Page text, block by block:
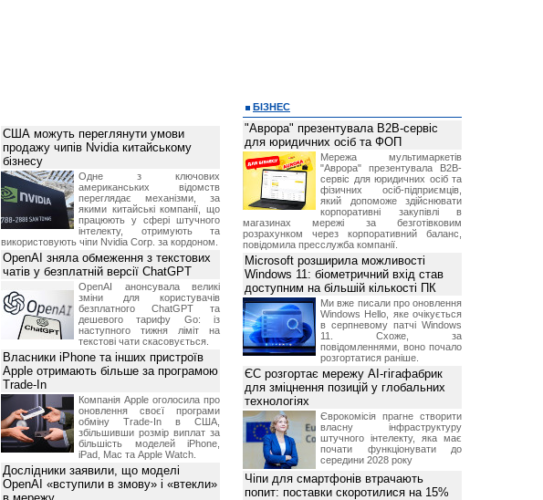
США можуть переглянути умови
продажу чипів Nvidia китайському
бізнесу
Одне з ключових
американських відомств
переглядає механізми, за
якими китайські компанії, що
працюють у сфері штучного
інтелекту, отримують та
використовують чіпи Nvidia Corp. за кордоном.
OpenAI зняла обмеження з текстових
чатів у безплатній версії ChatGPT
OpenAI анонсувала великі
зміни для користувачів
безплатного ChatGPT та
дешевого тарифу Go: із
наступного тижня ліміт на
текстові чати скасовується.
Власники iPhone та інших пристроїв
Apple отримають більше за програмою
Trade-In
Компанія Apple оголосила про
оновлення своєї програми
обміну Trade-In в США,
збільшивши розмір виплат за
більшість моделей iPhone,
iPad, Mac та Apple Watch.
Дослідники заявили, що моделі
OpenAI «вступили в змову» і «втекли»
БІЗНЕС
"Аврора" презентувала B2B-сервіс
для юридичних осіб та ФОП
Мережа мультимаркетів
"Аврора" презентувала B2B-
сервіс для юридичних осіб та
фізичних осіб-підприємців,
який допоможе здійснювати
корпоративні закупівлі в
магазинах мережі за безготівковим
розрахунком через корпоративний баланс,
повідомила пресслужба компанії.
Microsoft розширила можливості
Windows 11: біометричний вхід став
доступним на більшій кількості ПК
Ми вже писали про оновлення
Windows Hello, яке очікується
в серпневому патчі Windows
11. Схоже, за
повідомленнями, воно почало
розгортатися раніше.
ЄС розгортає мережу AI-гігафабрик
для зміцнення позицій у глобальних
технологіях
Єврокомісія прагне створити
власну інфраструктуру
штучного інтелекту, яка має
почати функціонувати до
середини 2028 року
Чіпи для смартфонів втрачають
попит: поставки скоротилися на 15%